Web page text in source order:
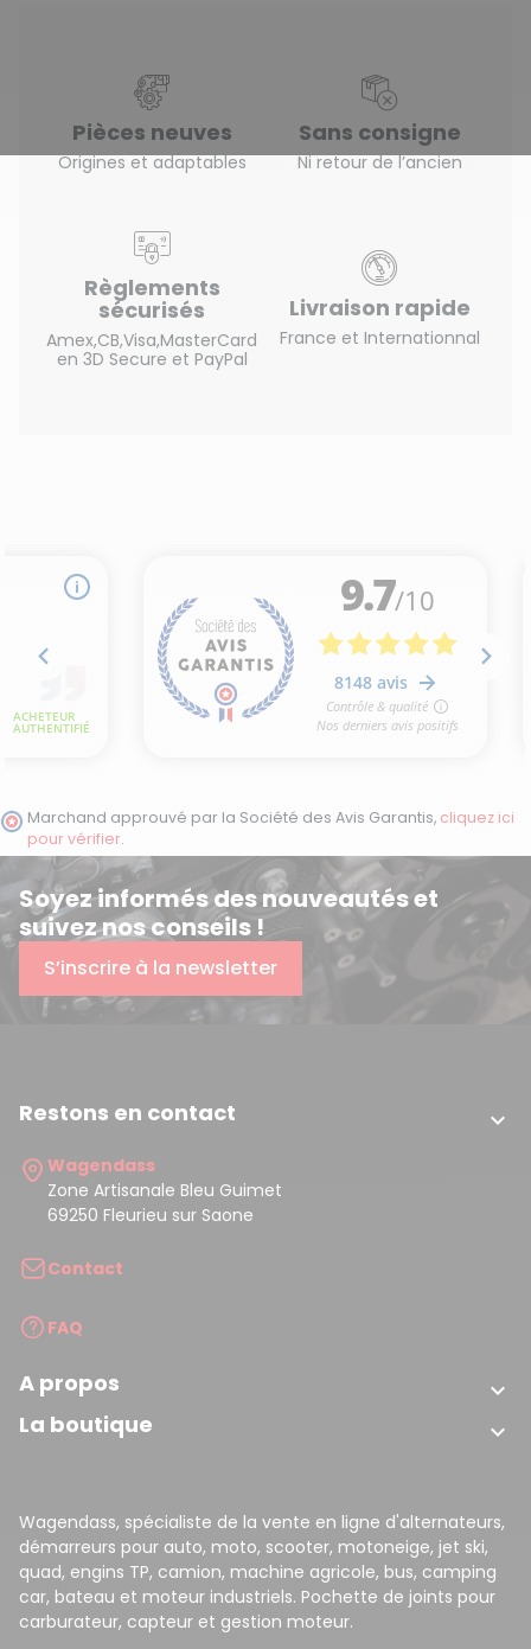
Pièces neuves
Origines et adaptables
Sans consigne
Ni retour de l’ancien
Règlements
sécurisés
Amex,CB,Visa,MasterCard
en 3D Secure et PayPal
Livraison rapide
France et Internationnal
Marchand approuvé par la Société des Avis Garantis, cliquez ici
pour vérifier.
Soyez informés des nouveautés et
suivez nos conseils !
S’inscrire à la newsletter
Restons en contact 
Wagendass
Zone Artisanale Bleu Guimet
69250 Fleurieu sur Saone
Contact
FAQ
A propos 
La boutique 
Wagendass, spécialiste de la vente en ligne d'alternateurs,
démarreurs pour auto, moto, scooter, motoneige, jet ski,
quad, engins TP, camion, machine agricole, bus, camping
car, bateau et moteur industriels. Pochette de joints pour
carburateur, capteur et gestion moteur.